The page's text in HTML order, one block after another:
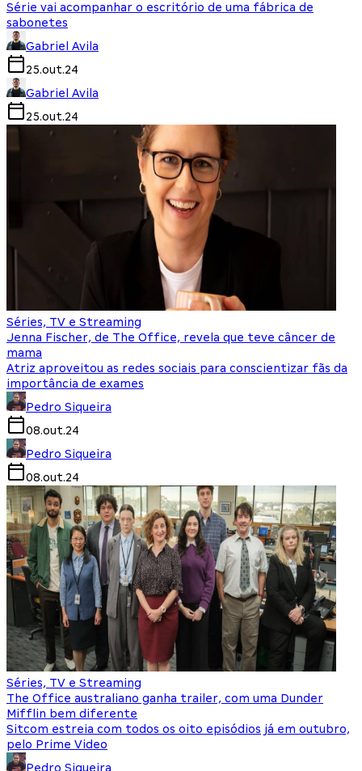
Série vai acompanhar o escritório de uma fábrica de
sabonetes
Gabriel Avila
25.out.24
Gabriel Avila
25.out.24
Séries, TV e Streaming
Jenna Fischer, de The Office, revela que teve câncer de
mama
Atriz aproveitou as redes sociais para conscientizar fãs da
importância de exames
Pedro Siqueira
08.out.24
Pedro Siqueira
08.out.24
Séries, TV e Streaming
The Office australiano ganha trailer, com uma Dunder
Mifflin bem diferente
Sitcom estreia com todos os oito episódios já em outubro,
pelo Prime Video
Pedro Siqueira